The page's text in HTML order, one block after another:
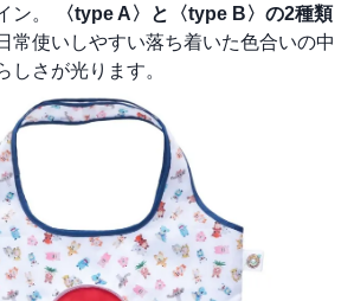
ン。
〈type A〉と〈type B〉の2種類
常使いしやすい落ち着いた色合いの中
しさが光ります。